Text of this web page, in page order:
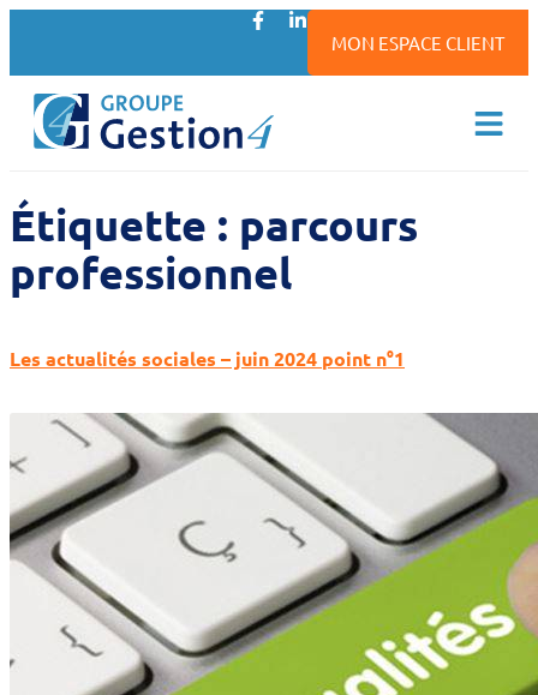
MON ESPACE CLIENT
Étiquette : parcours
professionnel
Les actualités sociales – juin 2024 point n°1